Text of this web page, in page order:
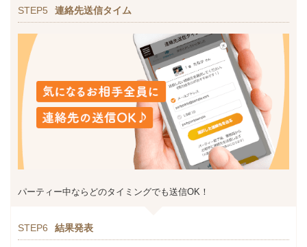
STEP5 連絡先送信タイム
パーティー中ならどのタイミングでも送信OK！
STEP6 結果発表